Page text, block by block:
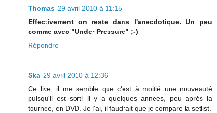
Thomas 29 avril 2010 à 11:15
Effectivement on reste dans l'anecdotique. Un peu
comme avec "Under Pressure" ;-)
Répondre
Ska 29 avril 2010 à 12:36
Ce live, il me semble que c'est à moitié une nouveauté
puisqu'il est sorti il y a quelques années, peu après la
tournée, en DVD. Je l'ai, il faudrait que je compare la setlist.